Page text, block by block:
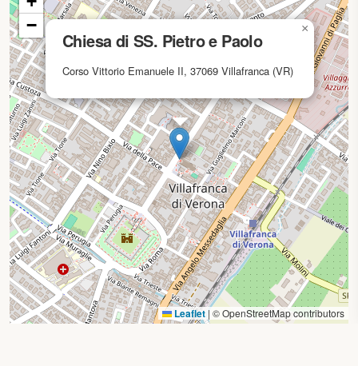
Chiesa di SS. Pietro e Paolo
Corso Vittorio Emanuele II, 37069 Villafranca (VR)
×
−
Leaflet | © OpenStreetMap contributors